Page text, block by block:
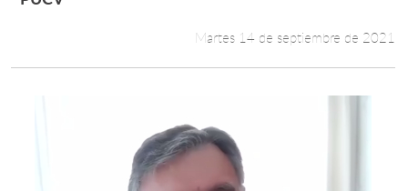
Martes 14 de septiembre de 2021